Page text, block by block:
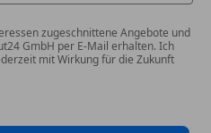
zugeschnittene Angebote und
GmbH per E-Mail erhalten. Ich
mit Wirkung für die Zukunft